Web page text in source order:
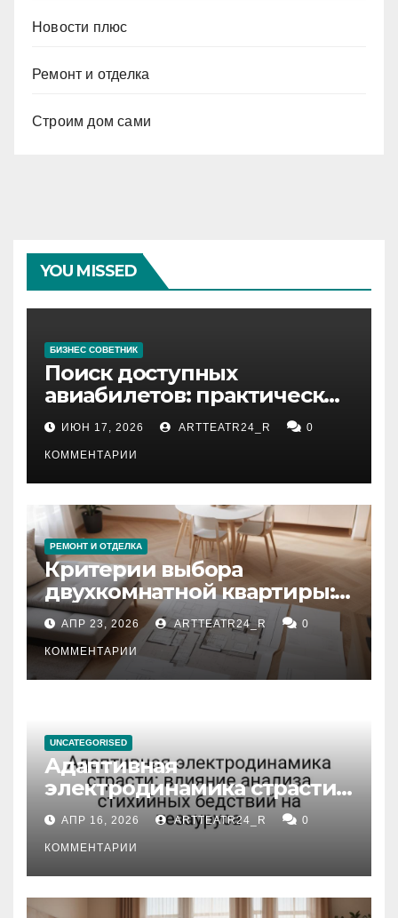
Новости плюс
Ремонт и отделка
Строим дом сами
YOU MISSED
БИЗНЕС СОВЕТНИК
Поиск доступных
авиабилетов: практические
рекомендации
ИЮН 17, 2026 ARTTEATR24_R 0
КОММЕНТАРИИ
РЕМОНТ И ОТДЕЛКА
Критерии выбора
двухкомнатной квартиры:
планировка, площадь,
состояние и документация
АПР 23, 2026 ARTTEATR24_R 0
КОММЕНТАРИИ
UNCATEGORISED
Адаптивная
электродинамика страсти:
влияние анализа
стихийных бедствий на
тезауруса
АПР 16, 2026 ARTTEATR24_R 0
КОММЕНТАРИИ